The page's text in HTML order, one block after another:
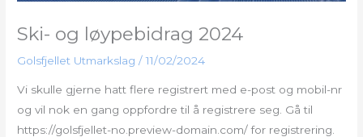
Ski- og løypebidrag 2024
Golsfjellet Utmarkslag /11/02/2024
Vi skulle gjerne hatt flere registrert med e-post og mobil-nr
og vil nok en gang oppfordre til å registrere seg. Gå til
https://golsfjellet-no.preview-domain.com/ for registrering.